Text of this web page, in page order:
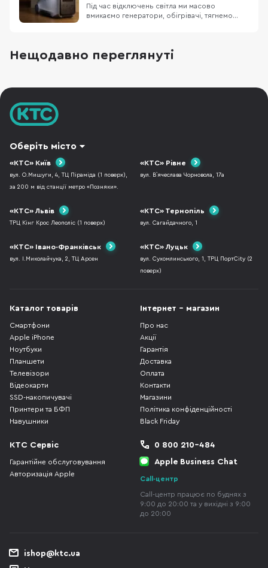
обігрівачами та подовжувачами?
Під час відключень світла ми масово
вмикаємо генератори, обігрівачі, тягнемо
стає джерелом отруєння CO, пожежі та
поломок. Портативні зарядні станції
Нещодавно переглянуті
Оберіть місто
«КТС» Київ
вул. О.Мишуги, 4, ТЦ Піраміда (1 поверх),
за 200 м від станції метро «Позняки».
«КТС» Рівне
вул. В`ячеслава Чорновола, 17а
«КТС» Львів
ТРЦ Кінг Крос Леополіс (1 поверх)
«КТС» Тернопіль
вул. Сагайдачного, 1
«КТС» Івано-Франківськ
вул. І.Миколайчука, 2, ТЦ Арсен
«КТС» Луцьк
вул. Сухомлинського, 1, ТРЦ ПортCity (2
поверх)
Каталог товарів
Смартфони
Apple iPhone
Ноутбуки
Планшети
Телевізори
Відеокарти
SSD-накопичувачі
Принтери та БФП
Навушники
Інтернет - магазин
Про нас
Акції
Гарантія
Доставка
Оплата
Контакти
Магазини
Політика конфіденційності
Black Friday
КТС Сервіс
Гарантійне обслуговування
Авторизація Apple
0 800 210-484
Apple Business Chat
Call-центр
Call-центр працює по буднях з
9:00 до 20:00 та у вихідні з 9:00
до 20:00
ishop@ktc.ua